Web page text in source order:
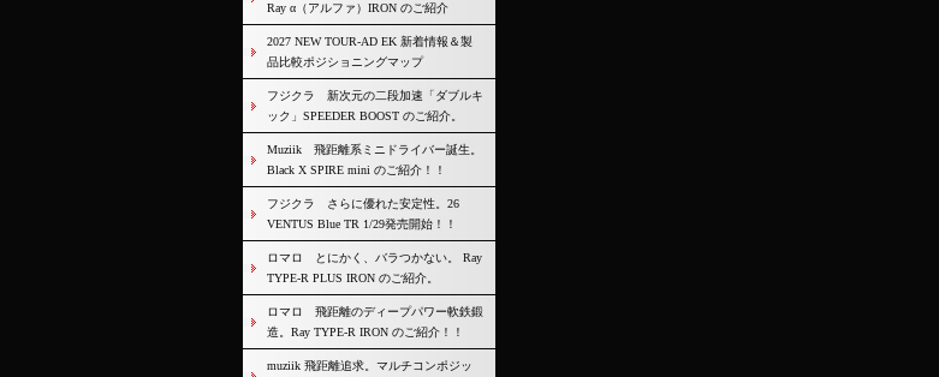
Ray α（アルファ）IRON のご紹介
2027 NEW TOUR-AD EK 新着情報＆製
品比較ポジショニングマップ
フジクラ 新次元の二段加速「ダブルキ
ック」SPEEDER BOOST のご紹介。
Muziik 飛距離系ミニドライバー誕生。
Black X SPIRE mini のご紹介！！
フジクラ さらに優れた安定性。26
VENTUS Blue TR 1/29発売開始！！
ロマロ とにかく、バラつかない。 Ray
TYPE-R PLUS IRON のご紹介。
ロマロ 飛距離のディープパワー軟鉄鍛
造。Ray TYPE-R IRON のご紹介！！
muziik 飛距離追求。マルチコンポジッ